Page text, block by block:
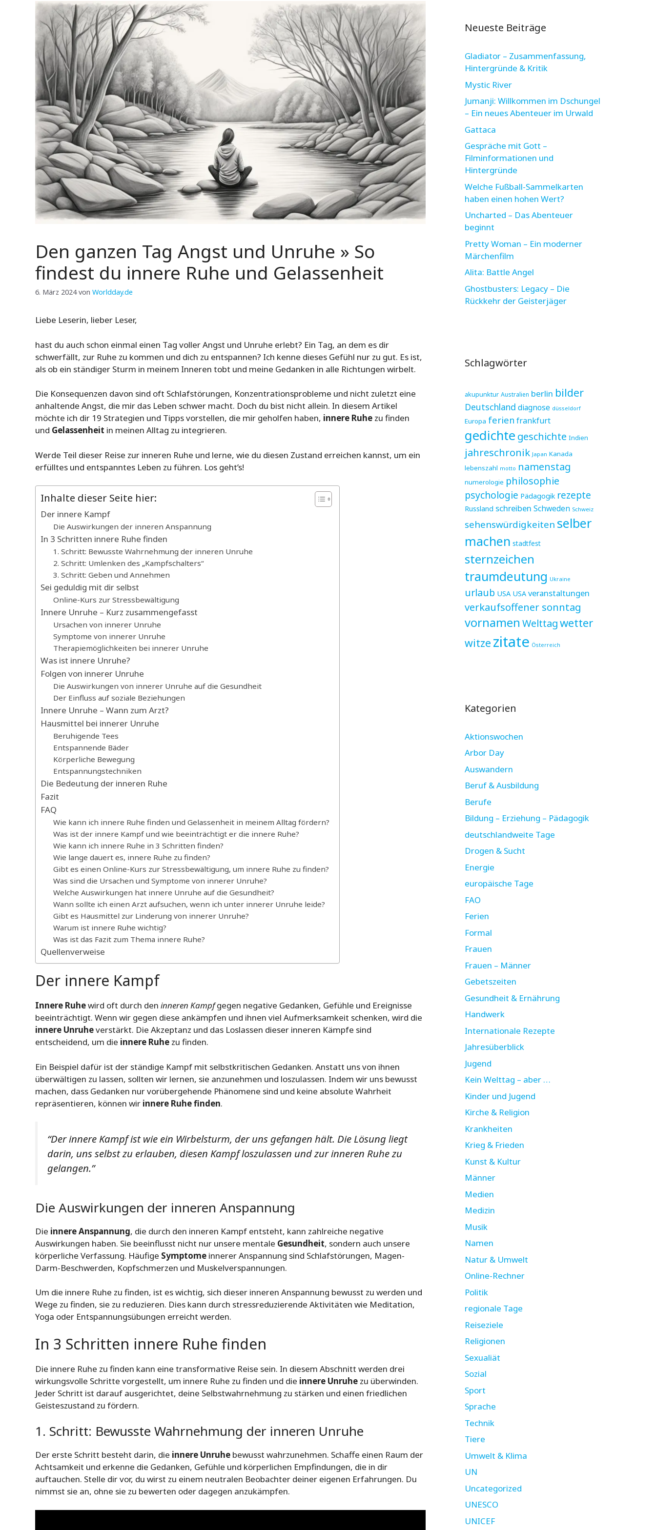
Den ganzen Tag Angst und Unruhe » So
findest du innere Ruhe und Gelassenheit
6. März 2024 von Worldday.de
Liebe Leserin, lieber Leser,
hast du auch schon einmal einen Tag voller Angst und Unruhe erlebt? Ein Tag, an dem es dir
schwerfällt, zur Ruhe zu kommen und dich zu entspannen? Ich kenne dieses Gefühl nur zu gut. Es ist,
als ob ein ständiger Sturm in meinem Inneren tobt und meine Gedanken in alle Richtungen wirbelt.
Die Konsequenzen davon sind oft Schlafstörungen, Konzentrationsprobleme und nicht zuletzt eine
anhaltende Angst, die mir das Leben schwer macht. Doch du bist nicht allein. In diesem Artikel
möchte ich dir 19 Strategien und Tipps vorstellen, die mir geholfen haben, innere Ruhe zu finden
und Gelassenheit in meinen Alltag zu integrieren.
Werde Teil dieser Reise zur inneren Ruhe und lerne, wie du diesen Zustand erreichen kannst, um ein
erfülltes und entspanntes Leben zu führen. Los geht’s!
Inhalte dieser Seite hier:
Der innere Kampf
Die Auswirkungen der inneren Anspannung
In 3 Schritten innere Ruhe finden
1. Schritt: Bewusste Wahrnehmung der inneren Unruhe
2. Schritt: Umlenken des „Kampfschalters“
3. Schritt: Geben und Annehmen
Sei geduldig mit dir selbst
Online-Kurs zur Stressbewältigung
Innere Unruhe – Kurz zusammengefasst
Ursachen von innerer Unruhe
Symptome von innerer Unruhe
Therapiemöglichkeiten bei innerer Unruhe
Was ist innere Unruhe?
Folgen von innerer Unruhe
Die Auswirkungen von innerer Unruhe auf die Gesundheit
Der Einfluss auf soziale Beziehungen
Innere Unruhe – Wann zum Arzt?
Hausmittel bei innerer Unruhe
Beruhigende Tees
Entspannende Bäder
Körperliche Bewegung
Entspannungstechniken
Die Bedeutung der inneren Ruhe
Fazit
FAQ
Wie kann ich innere Ruhe finden und Gelassenheit in meinem Alltag fördern?
Was ist der innere Kampf und wie beeinträchtigt er die innere Ruhe?
Wie kann ich innere Ruhe in 3 Schritten finden?
Wie lange dauert es, innere Ruhe zu finden?
Gibt es einen Online-Kurs zur Stressbewältigung, um innere Ruhe zu finden?
Was sind die Ursachen und Symptome von innerer Unruhe?
Welche Auswirkungen hat innere Unruhe auf die Gesundheit?
Wann sollte ich einen Arzt aufsuchen, wenn ich unter innerer Unruhe leide?
Gibt es Hausmittel zur Linderung von innerer Unruhe?
Warum ist innere Ruhe wichtig?
Was ist das Fazit zum Thema innere Ruhe?
Quellenverweise
Der innere Kampf
Innere Ruhewird oft durch den inneren Kampfgegen negative Gedanken, Gefühle und Ereignisse
beeinträchtigt. Wenn wir gegen diese ankämpfen und ihnen viel Aufmerksamkeit schenken, wird die
innere Unruheverstärkt. Die Akzeptanz und das Loslassen dieser inneren Kämpfe sind
entscheidend, um die innere Ruhe zu finden.
Ein Beispiel dafür ist der ständige Kampf mit selbstkritischen Gedanken. Anstatt uns von ihnen
überwältigen zu lassen, sollten wir lernen, sie anzunehmen und loszulassen. Indem wir uns bewusst
machen, dass Gedanken nur vorübergehende Phänomene sind und keine absolute Wahrheit
repräsentieren, können wir innere Ruhe finden.
“Der innere Kampf ist wie ein Wirbelsturm, der uns gefangen hält. Die Lösung liegt
darin, uns selbst zu erlauben, diesen Kampf loszulassen und zur inneren Ruhe zu
gelangen.”
Die Auswirkungen der inneren Anspannung
Die innere Anspannung, die durch den inneren Kampf entsteht, kann zahlreiche negative
Auswirkungen haben. Sie beeinflusst nicht nur unsere mentale Gesundheit, sondern auch unsere
körperliche Verfassung. Häufige Symptome innerer Anspannung sind Schlafstörungen, Magen-
Darm-Beschwerden, Kopfschmerzen und Muskelverspannungen.
Um die innere Ruhe zu finden, ist es wichtig, sich dieser inneren Anspannung bewusst zu werden und
Wege zu finden, sie zu reduzieren. Dies kann durch stressreduzierende Aktivitäten wie Meditation,
Yoga oder Entspannungsübungen erreicht werden.
In 3 Schritten innere Ruhe finden
Die innere Ruhe zu finden kann eine transformative Reise sein. In diesem Abschnitt werden drei
wirkungsvolle Schritte vorgestellt, um innere Ruhe zu finden und die innere Unruhe zu überwinden.
Jeder Schritt ist darauf ausgerichtet, deine Selbstwahrnehmung zu stärken und einen friedlichen
Geisteszustand zu fördern.
1. Schritt: Bewusste Wahrnehmung der inneren Unruhe
Der erste Schritt besteht darin, die innere Unruhe bewusst wahrzunehmen. Schaffe einen Raum der
Achtsamkeit und erkenne die Gedanken, Gefühle und körperlichen Empfindungen, die in dir
auftauchen. Stelle dir vor, du wirst zu einem neutralen Beobachter deiner eigenen Erfahrungen. Du
nimmst sie an, ohne sie zu bewerten oder dagegen anzukämpfen.
Neueste Beiträge
Gladiator – Zusammenfassung,
Hintergründe & Kritik
Mystic River
Jumanji: Willkommen im Dschungel
– Ein neues Abenteuer im Urwald
Gattaca
Gespräche mit Gott –
Filminformationen und
Hintergründe
Welche Fußball-Sammelkarten
haben einen hohen Wert?
Uncharted – Das Abenteuer
beginnt
Pretty Woman – Ein moderner
Märchenfilm
Alita: Battle Angel
Ghostbusters: Legacy – Die
Rückkehr der Geisterjäger
Schlagwörter
akupunktur Australien berlin bilder
Deutschland diagnose düsseldorf
Europa ferien frankfurt
gedichte geschichte Indien
jahreschronik Japan Kanada
lebenszahl motto namenstag
numerologie philosophie
psychologie Pädagogik rezepte
Russland schreiben Schweden Schweiz
sehenswürdigkeiten selber
machen stadtfest
sternzeichen
traumdeutung Ukraine
urlaub USA USA veranstaltungen
verkaufsoffener sonntag
vornamen Welttagwetter
witze zitate Österreich
Kategorien
Aktionswochen
Arbor Day
Auswandern
Beruf & Ausbildung
Berufe
Bildung – Erziehung – Pädagogik
deutschlandweite Tage
Drogen & Sucht
Energie
europäische Tage
FAO
Ferien
Formal
Frauen
Frauen – Männer
Gebetszeiten
Gesundheit & Ernährung
Handwerk
Internationale Rezepte
Jahresüberblick
Jugend
Kein Welttag – aber …
Kinder und Jugend
Kirche & Religion
Krankheiten
Krieg & Frieden
Kunst & Kultur
Männer
Medien
Medizin
Musik
Namen
Natur & Umwelt
Online-Rechner
Politik
regionale Tage
Reiseziele
Religionen
Sexualiät
Sozial
Sport
Sprache
Technik
Tiere
Umwelt & Klima
UN
Uncategorized
UNESCO
UNICEF